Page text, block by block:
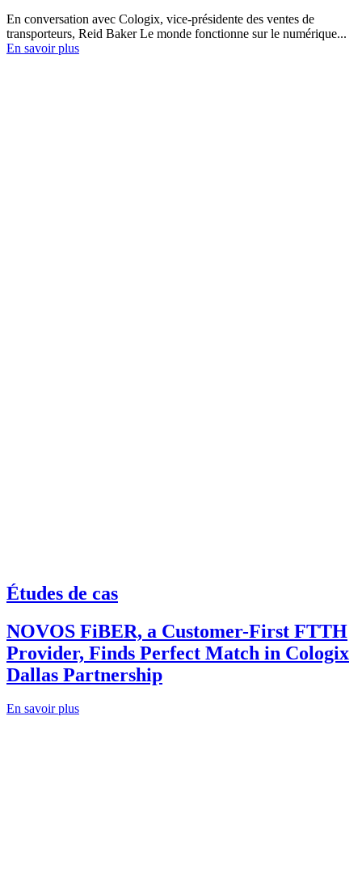
En conversation avec Cologix, vice-présidente des ventes de
transporteurs, Reid Baker Le monde fonctionne sur le numérique...
En savoir plus
Études de cas
NOVOS FiBER, a Customer-First FTTH
Provider, Finds Perfect Match in Cologix
Dallas Partnership
En savoir plus